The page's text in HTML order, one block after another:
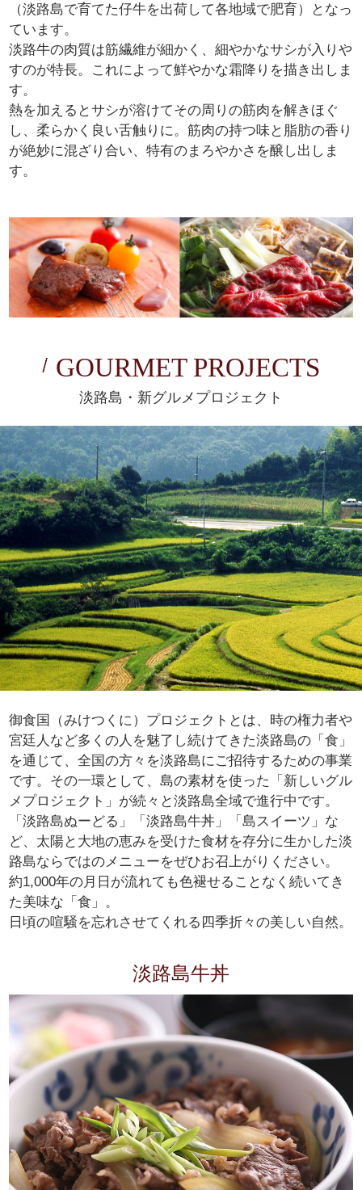
（淡路島で育てた仔牛を出荷して各地域で肥育）となっ
ています。
淡路牛の肉質は筋繊維が細かく、細やかなサシが入りや
すのが特長。これによって鮮やかな霜降りを描き出しま
す。
熱を加えるとサシが溶けてその周りの筋肉を解きほぐ
し、柔らかく良い舌触りに。筋肉の持つ味と脂肪の香り
が絶妙に混ざり合い、特有のまろやかさを醸し出しま
す。
GOURMET PROJECTS
淡路島・新グルメプロジェクト
御食国（みけつくに）プロジェクトとは、時の権力者や
宮廷人など多くの人を魅了し続けてきた淡路島の「食」
を通じて、全国の方々を淡路島にご招待するための事業
です。その一環として、島の素材を使った「新しいグル
メプロジェクト」が続々と淡路島全域で進行中です。
「淡路島ぬーどる」「淡路島牛丼」「島スイーツ」な
ど、太陽と大地の恵みを受けた食材を存分に生かした淡
路島ならではのメニューをぜひお召上がりください。
約1,000年の月日が流れても色褪せることなく続いてき
た美味な「食」。
日頃の喧騒を忘れさせてくれる四季折々の美しい自然。
淡路島牛丼